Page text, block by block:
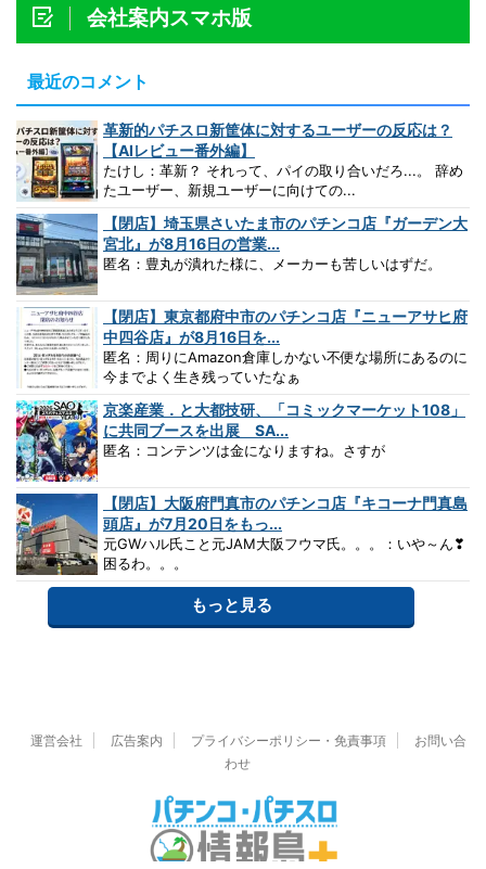
会社案内スマホ版
最近のコメント
革新的パチスロ新筐体に対するユーザーの反応は？
【AIレビュー番外編】
たけし：革新？ それって、パイの取り合いだろ...。 辞め
たユーザー、新規ユーザーに向けての...
【閉店】埼玉県さいたま市のパチンコ店『ガーデン大
宮北』が8月16日の営業...
匿名：豊丸が潰れた様に、メーカーも苦しいはずだ。
【閉店】東京都府中市のパチンコ店『ニューアサヒ府
中四谷店』が8月16日を...
匿名：周りにAmazon倉庫しかない不便な場所にあるのに
今までよく生き残っていたなぁ
京楽産業．と大都技研、「コミックマーケット108」
に共同ブースを出展 SA...
匿名：コンテンツは金になりますね。さすが
【閉店】大阪府門真市のパチンコ店『キコーナ門真島
頭店』が7月20日をもっ...
元GWハル氏こと元JAM大阪フウマ氏。。。：いや～ん❣
困るわ。。。
もっと見る
運営会社 広告案内 プライバシーポリシー・免責事項
お問い合
わせ